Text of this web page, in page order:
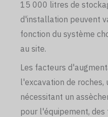
15 000 litres de
d'installation peuvent
fonction du système
au site.
Les facteurs
l'excavation de
nécessitant un
pour l'équipement,